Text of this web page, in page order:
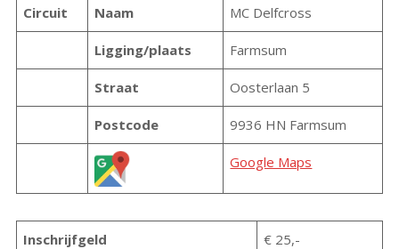
Circuit Naam MC Delfcross
Ligging/plaats Farmsum
Straat Oosterlaan 5
Postcode 9936 HN Farmsum
Google Maps
Inschrijfgeld € 25,-